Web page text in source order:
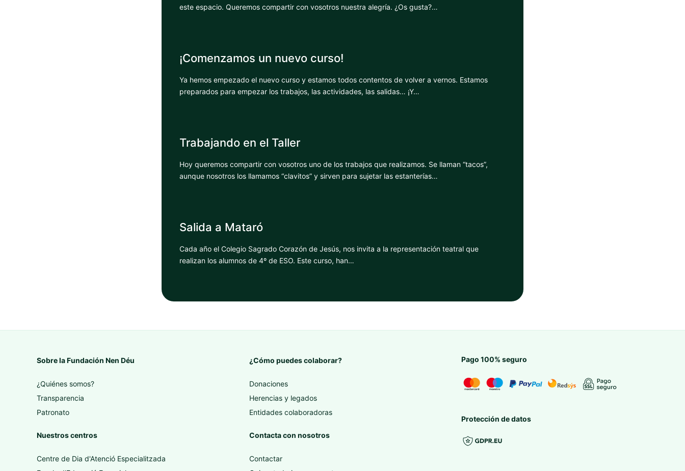
este espacio. Queremos compartir con vosotros nuestra alegría. ¿Os gusta?…
¡Comenzamos un nuevo curso!
Ya hemos empezado el nuevo curso y estamos todos contentos de volver a vernos. Estamos
preparados para empezar los trabajos, las actividades, las salidas… ¡Y…
Trabajando en el Taller
Hoy queremos compartir con vosotros uno de los trabajos que realizamos. Se llaman “tacos”,
aunque nosotros los llamamos “clavitos” y sirven para sujetar las estanterías…
Salida a Mataró
Cada año el Colegio Sagrado Corazón de Jesús, nos invita a la representación teatral que
realizan los alumnos de 4º de ESO. Este curso, han…
Sobre la Fundación Nen Déu
¿Quiénes somos?
Transparencia
Patronato
Nuestros centros
Centre de Dia d'Atenció Especialitzada
¿Cómo puedes colaborar?
Donaciones
Herencias y legados
Entidades colaboradoras
Contacta con nosotros
Contactar
Pago 100% seguro
Protección de datos